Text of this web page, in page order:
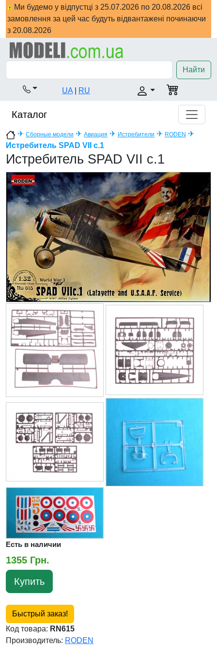
Ми будемо у відпустці з 25.07.2026 по 20.08.2026 всі
замовлення за цей час будуть відвантажені починаючи
з 20.08.2026
Найти
UA RU
Каталог
✈ Сборные модели ✈ Авиация ✈ Истребители ✈ RODEN ✈
Истребитель SPAD VII c.1
Истребитель SPAD VII c.1
Есть в наличии
1355 Грн.
Купить
Быстрый заказ!
Код товара: RN615
Производитель: RODEN